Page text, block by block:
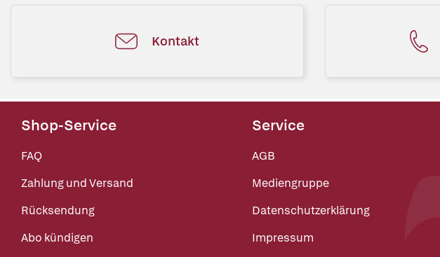
Kontakt
Shop-Service
FAQ
Zahlung und Versand
Rücksendung
Abo kündigen
Service
AGB
Mediengruppe
Datenschutzerklärung
Impressum